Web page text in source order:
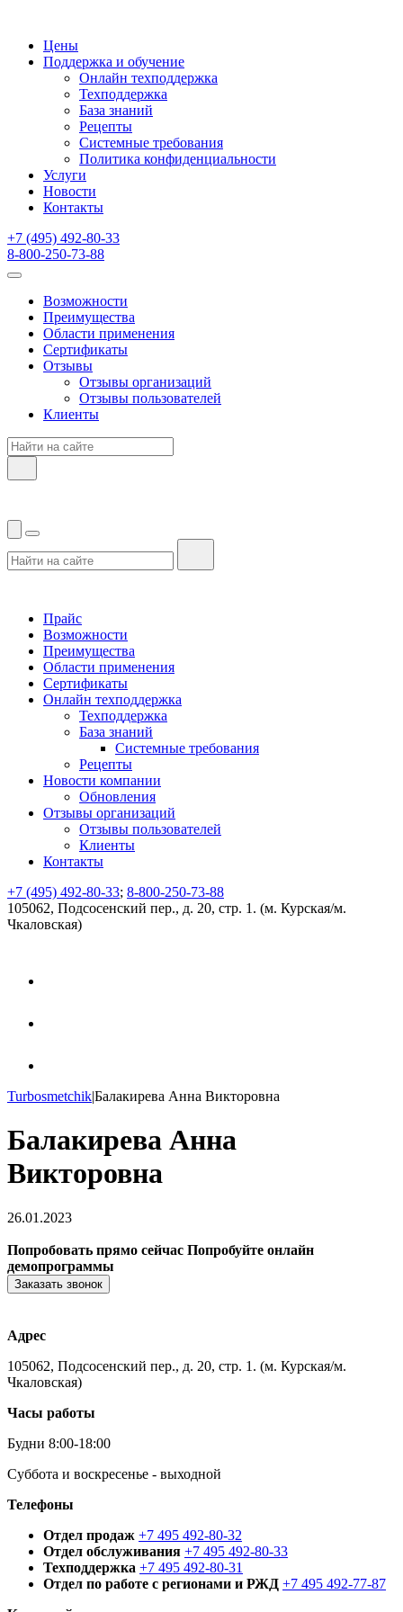
Цены
Поддержка и обучение
Онлайн техподдержка
Техподдержка
База знаний
Рецепты
Системные требования
Политика конфиденциальности
Услуги
Новости
Контакты
+7 (495) 492-80-33
8-800-250-73-88
Возможности
Преимущества
Области применения
Сертификаты
Отзывы
Отзывы организаций
Отзывы пользователей
Клиенты
Прайс
Возможности
Преимущества
Области применения
Сертификаты
Онлайн техподдержка
Техподдержка
База знаний
Системные требования
Рецепты
Новости компании
Обновления
Отзывы организаций
Отзывы пользователей
Клиенты
Контакты
+7 (495) 492-80-33; 8-800-250-73-88
105062, Подсосенский пер., д. 20, стр. 1. (м. Курская/м.
Чкаловская)
Turbosmetchik|Балакирева Анна Викторовна
Балакирева Анна
Викторовна
26.01.2023
Попробовать прямо сейчас Попробуйте онлайн
демопрограммы
Заказать звонок
Адрес
105062, Подсосенский пер., д. 20, стр. 1. (м. Курская/м.
Чкаловская)
Часы работы
Будни 8:00-18:00
Суббота и воскресенье - выходной
Телефоны
Отдел продаж +7 495 492-80-32
Отдел обслуживания +7 495 492-80-33
Техподдержка +7 495 492-80-31
Отдел по работе с регионами и РЖД +7 495 492-77-87